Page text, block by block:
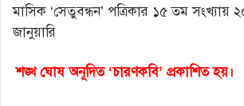
মাসিক ‘সেতুবন্ধন’ পত্রিকার ১৫ তম সংখ্যায়
জানুয়ারি
শঙ্খ ঘোষ অনূদিত ‘চারণকবি’ প্রকাশিত হয়।